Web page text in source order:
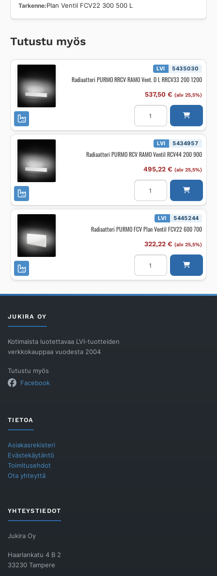
Tarkenne Plan Ventil FCV22 300 500 L
Tutustu myös
LVI 5435030
Radiaattori PURMO RRCV RAMO Vent. D L RRCV33 200 1200
537,50 € (alv 25,5%)
Radiaattori
PURMO
RAMO
Vent.
RRCV33
1200
LVI 5434957
Radiaattori PURMO RCV RAMO Ventil RCV44 200 900
495,22 € (alv 25,5%)
Radiaattori
PURMO
RAMO
Ventil
RCV44
900
LVI 5445244
Radiaattori PURMO FCV Plan Ventil FCV22 600 700
322,22 € (alv 25,5%)
Radiaattori
PURMO
Plan
600
JUKIRA OY
Kotimaista luotettavaa LVI-tuotteiden
verkkokauppaa vuodesta 2004
Tutustu myös
Facebook
TIETOA
Asiakasrekisteri
Evästekäytäntö
Toimitusehdot
Ota yhteyttä
YHTEYSTIEDOT
Jukira Oy
Haarlankatu 4 B 2
33230 Tampere